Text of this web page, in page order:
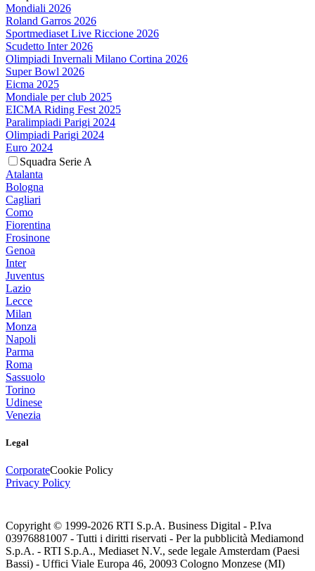
Mondiali 2026
Roland Garros 2026
Sportmediaset Live Riccione 2026
Scudetto Inter 2026
Olimpiadi Invernali Milano Cortina 2026
Super Bowl 2026
Eicma 2025
Mondiale per club 2025
EICMA Riding Fest 2025
Paralimpiadi Parigi 2024
Olimpiadi Parigi 2024
Euro 2024
Squadra Serie A
Atalanta
Bologna
Cagliari
Como
Fiorentina
Frosinone
Genoa
Inter
Juventus
Lazio
Lecce
Milan
Monza
Napoli
Parma
Roma
Sassuolo
Torino
Udinese
Venezia
Legal
CorporateCookie Policy
Privacy Policy
Copyright © 1999-2026 RTI S.p.A. Business Digital - P.Iva
03976881007 - Tutti i diritti riservati - Per la pubblicità Mediamond
S.p.A. - RTI S.p.A., Mediaset N.V., sede legale Amsterdam (Paesi
Bassi) - Uffici Viale Europa 46, 20093 Cologno Monzese (MI)